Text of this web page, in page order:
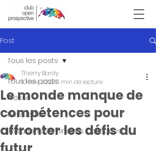
Victor Hugo
Post
Tous les posts
Presse
Newsletter
Invitations Seminaires Colloques
Tous les posts
Le monde manque de
compétences pour
affronter les défis du
Thierry Bardy
10 nov. 20233 min de lecture